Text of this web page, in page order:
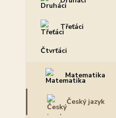
Třeťáci
Čtvrťáci
Matematika
Český jazyk